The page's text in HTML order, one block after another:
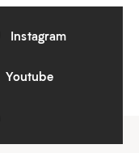
Instagram
Youtube